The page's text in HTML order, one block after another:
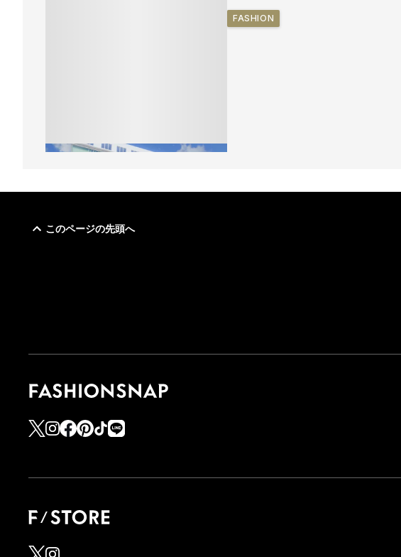
FASHION
このページの先頭へ